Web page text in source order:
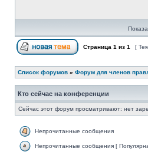
Страница 1 из 1 [
Список форумов » Форум для членов
Кто сейчас на конференции
Сейчас этот форум просматривают: нет
Непрочитанные сообщения
Непрочитанные сообщения [